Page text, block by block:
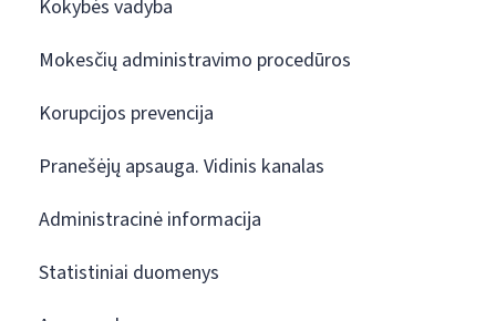
Kokybės vadyba
Mokesčių administravimo procedūros
Korupcijos prevencija
Pranešėjų apsauga. Vidinis kanalas
Administracinė informacija
Statistiniai duomenys